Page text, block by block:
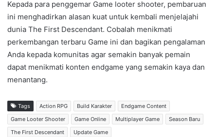
Kepada para penggemar Game looter shooter, pembaruan
ini menghadirkan alasan kuat untuk kembali menjelajahi
dunia The First Descendant. Cobalah menikmati
perkembangan terbaru Game ini dan bagikan pengalaman
Anda kepada komunitas agar semakin banyak pemain
dapat menikmati konten endgame yang semakin kaya dan
menantang.
Tags Action RPG Build Karakter
Endgame Content
Game Looter Shooter
Game Online Multiplayer Game
Season Baru
The First Descendant
Update Game